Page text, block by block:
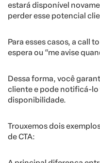
estará disponível
perder esse potencial
Para esses casos, a call
espera ou “me avise
Dessa forma, você
cliente e pode notificá-lo
disponibilidade.
Trouxemos dois
de CTA: